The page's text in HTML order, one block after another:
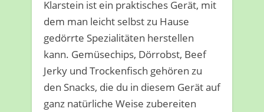
Klarstein ist ein praktisches Gerät, mit
dem man leicht selbst zu Hause
gedörrte Spezialitäten herstellen
kann. Gemüsechips, Dörrobst, Beef
Jerky und Trockenfisch gehören zu
den Snacks, die du in diesem Gerät auf
ganz natürliche Weise zubereiten